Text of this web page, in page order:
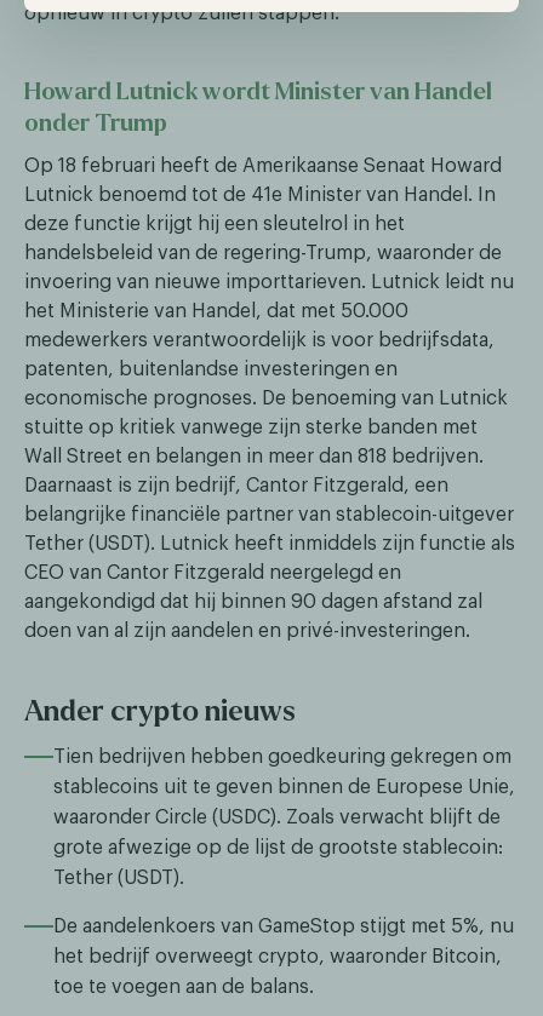
opnieuw in crypto zullen stappen.
Howard Lutnick wordt Minister van Handel
onder Trump
Op 18 februari heeft de Amerikaanse Senaat Howard
Lutnick benoemd tot de 41e Minister van Handel. In
deze functie krijgt hij een sleutelrol in het
handelsbeleid van de regering-Trump, waaronder de
invoering van nieuwe importtarieven. Lutnick leidt nu
het Ministerie van Handel, dat met 50.000
medewerkers verantwoordelijk is voor bedrijfsdata,
patenten, buitenlandse investeringen en
economische prognoses. De benoeming van Lutnick
stuitte op kritiek vanwege zijn sterke banden met
Wall Street en belangen in meer dan 818 bedrijven.
Daarnaast is zijn bedrijf, Cantor Fitzgerald, een
belangrijke financiële partner van stablecoin-uitgever
Tether (USDT). Lutnick heeft inmiddels zijn functie als
CEO van Cantor Fitzgerald neergelegd en
aangekondigd dat hij binnen 90 dagen afstand zal
doen van al zijn aandelen en privé-investeringen.
Ander crypto nieuws
Tien bedrijven hebben goedkeuring gekregen om
stablecoins uit te geven binnen de Europese Unie,
waaronder Circle (USDC). Zoals verwacht blijft de
grote afwezige op de lijst de grootste stablecoin:
Tether (USDT).
De aandelenkoers van GameStop stijgt met 5%, nu
het bedrijf overweegt crypto, waaronder Bitcoin,
toe te voegen aan de balans.